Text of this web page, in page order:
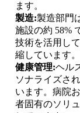
ます。
製造:製造部門
施設の約 58%
技術を活用し
縮しています。
健康管理:ヘル
ソナライズさ
います。病院
者固有のソリ